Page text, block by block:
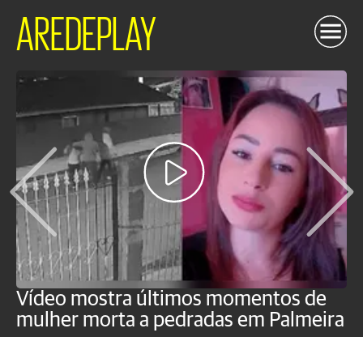
AREDEPLAY
Vídeo mostra últimos momentos de
mulher morta a pedradas em Palmeira